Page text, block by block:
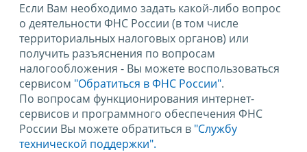
Если Вам необходимо задать какой-либо вопрос
о деятельности ФНС России (в том числе
территориальных налоговых органов) или
получить разъяснения по вопросам
налогообложения - Вы можете воспользоваться
сервисом "Обратиться в ФНС России".
По вопросам функционирования интернет-
сервисов и программного обеспечения ФНС
России Вы можете обратиться в "Службу
технической поддержки".